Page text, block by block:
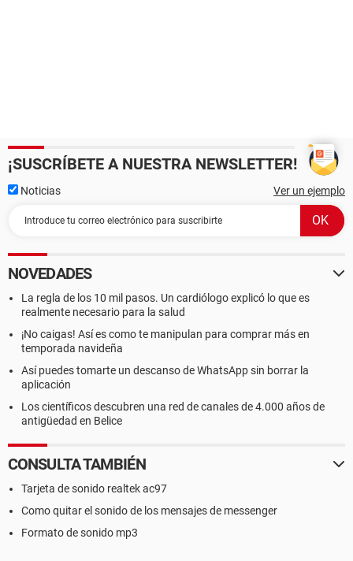
¡SUSCRÍBETE A NUESTRA NEWSLETTER!
Noticias Ver un ejemplo
NOVEDADES
La regla de los 10 mil pasos. Un cardiólogo explicó lo que es
realmente necesario para la salud
¡No caigas! Así es como te manipulan para comprar más en
temporada navideña
Así puedes tomarte un descanso de WhatsApp sin borrar la
aplicación
Los científicos descubren una red de canales de 4.000 años de
antigüedad en Belice
CONSULTA TAMBIÉN
Tarjeta de sonido realtek ac97
Como quitar el sonido de los mensajes de messenger
Formato de sonido mp3